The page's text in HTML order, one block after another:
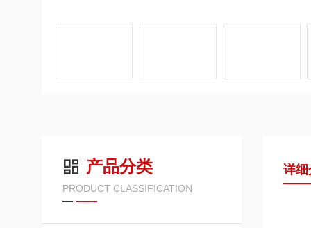
产品分类
PRODUCT CLASSIFICATION
详细